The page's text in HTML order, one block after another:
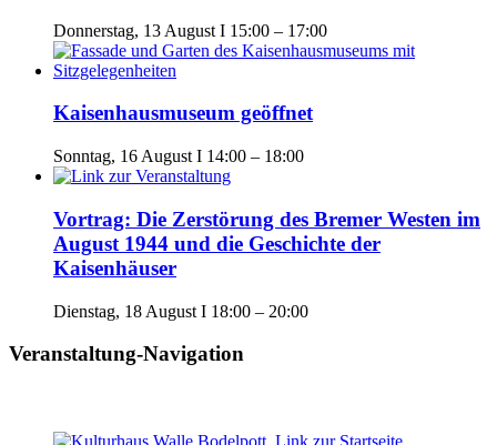
Donnerstag, 13 August I 15:00 – 17:00
Kaisenhausmuseum geöffnet
Sonntag, 16 August I 14:00 – 18:00
Vortrag: Die Zerstörung des Bremer Westen im
August 1944 und die Geschichte der
Kaisenhäuser
Dienstag, 18 August I 18:00 – 20:00
Veranstaltung-Navigation